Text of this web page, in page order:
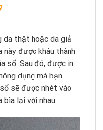
da thật hoặc da giả
này được khâu thành
sổ. Sau đó, được in
dụng mà bạn
sẽ được nhét vào
bìa lại với nhau.